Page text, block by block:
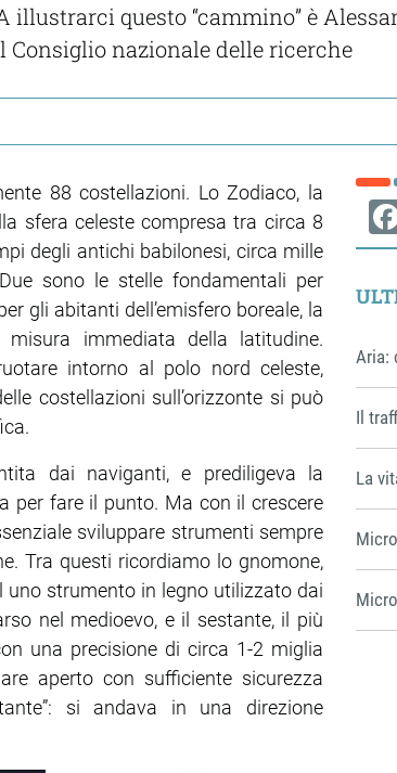
illustrarci questo “cammino” è
Consiglio nazionale delle ricerche
88 costellazioni. Lo Zodiaco, la
sfera celeste compresa tra circa 8
degli antichi babilonesi, circa mille
sono le stelle fondamentali per
gli abitanti dell’emisfero boreale, la
misura immediata della latitudine.
intorno al polo nord celeste,
costellazioni sull’orizzonte si può
dai naviganti, e prediligeva la
per fare il punto. Ma con il crescere
sviluppare strumenti sempre
Tra questi ricordiamo lo gnomone,
strumento in legno utilizzato dai
nel medioevo, e il sestante, il più
una precisione di circa 1-2 miglia
aperto con sufficiente sicurezza
si andava in una direzione
Aria:
Il
La